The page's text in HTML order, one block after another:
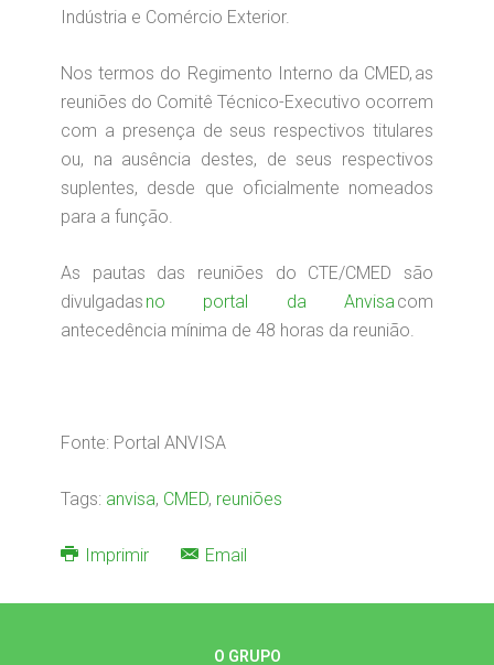
Indústria e Comércio Exterior.
Nos termos do Regimento Interno da CMED, as
reuniões do Comitê Técnico-Executivo ocorrem
com a presença de seus respectivos titulares
ou, na ausência destes, de seus respectivos
suplentes, desde que oficialmente nomeados
para a função.
As pautas das reuniões do CTE/CMED são
divulgadas no portal da Anvisacom
antecedência mínima de 48 horas da reunião.
Fonte: Portal ANVISA
Tags: anvisa, CMED, reuniões
Imprimir Email
O GRUPO